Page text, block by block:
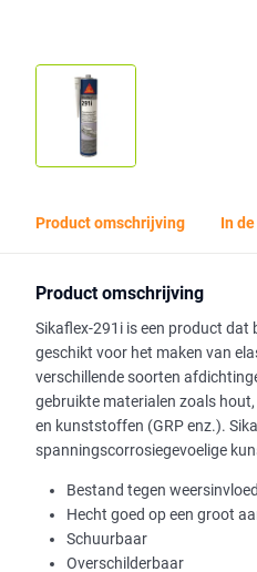
Product omschrijving In
Product omschrijving
Sikaflex-291i is een product dat
geschikt voor het maken van
verschillende soorten
gebruikte materialen zoals
en kunststoffen (GRP enz.).
spanningscorrosiegevoelige
Bestand tegen
Hecht goed op een groot
Schuurbaar
Overschilderbaar